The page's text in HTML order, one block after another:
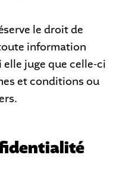
le droit de
information
juge que celle-ci
et conditions ou